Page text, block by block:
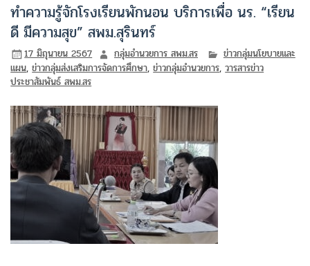
ทำความรู้จักโรงเรียนพักนอน บริการเพื่อ นร. “เรียน
ดี มีความสุข” สพม.สุรินทร์
17 มิถุนายน 2567 กลุ่มอำนวยการ สพม.สร
ข่าวกลุ่มนโยบายและ
แผน,ข่าวกลุ่มส่งเสริมการจัดการศึกษา,ข่าวกลุ่มอำนวยการ,วารสารข่าว
ประชาสัมพันธ์ สพม.สร